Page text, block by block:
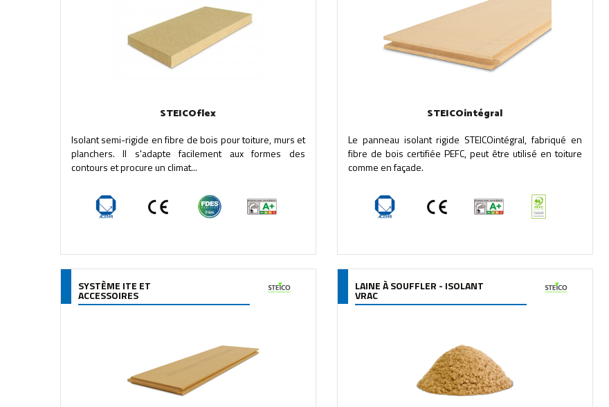
STEICOflex
Isolant semi-rigide en fibre de bois pour toiture, murs et
planchers. Il s'adapte facilement aux formes des
contours et procure un climat...
STEICOintégral
Le panneau isolant rigide STEICOintégral, fabriqué en
fibre de bois certifiée PEFC, peut être utilisé en toiture
comme en façade.
SYSTÈME ITE ET
ACCESSOIRES
LAINE À SOUFFLER - ISOLANT
VRAC